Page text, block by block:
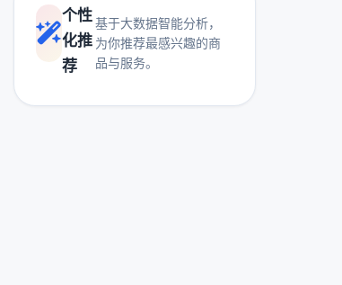
个性
化推
荐
基于大数据智能分析，
为你推荐最感兴趣的商
品与服务。